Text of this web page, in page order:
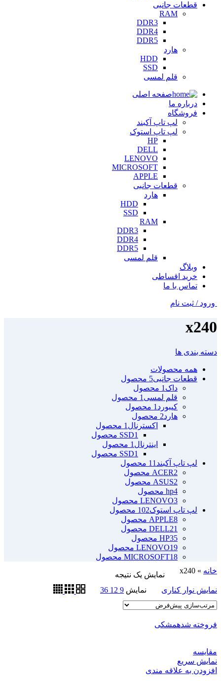
قطعات جانبی
RAM
DDR3
DDR4
DDR5
هارد
HDD
SSD
قلم لمسی
صفحه اصلی
درباره ما
فروشگاه
لپ تاپ آکبند
لپ تاپ استوک
HP
DELL
LENOVO
MICROSOFT
APPLE
قطعات جانبی
هارد
HDD
SSD
RAM
DDR3
DDR4
DDR5
قلم لمسی
وبلاگ
خرید اقساطی
تماس با ما
ورود / ثبت نام
x240
دسته بندی ها
همه محصولات
قطعات جانبی5 محصول
داک 1 محصول
قلم لمسی 1 محصول
کیبورد 1 محصول
هارد2 محصول
اکسترنال 1 محصول
SSD1 محصول
اینترنال 1 محصول
SSD1 محصول
لپ تاپ آکبند 11 محصول
ACER2 محصول
ASUS2 محصول
hp4 محصول
LENOVO3 محصول
لپ تاپ استوک102 محصول
APPLE8 محصول
DELL21 محصول
HP35 محصول
LENOVO19 محصول
MICROSOFT18 محصول
خانه »
x240
نمایش یک نتیجه
نمایش نوار کناری
نمایش 9
12
36
فروخته شدهمشکی
مقايسه
نمایش سریع
افزودن به علاقه مندی